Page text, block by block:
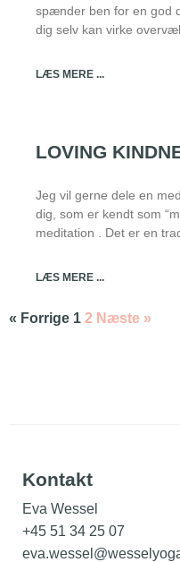
spænder ben for en god
dig selv kan virke
LÆS MERE ...
LOVING
Jeg vil gerne dele en
dig, som er kendt som
meditation . Det er en
LÆS MERE ...
« Forrige 1 2 Næste »
Kontakt
Eva Wessel
+45 51 34 25 07